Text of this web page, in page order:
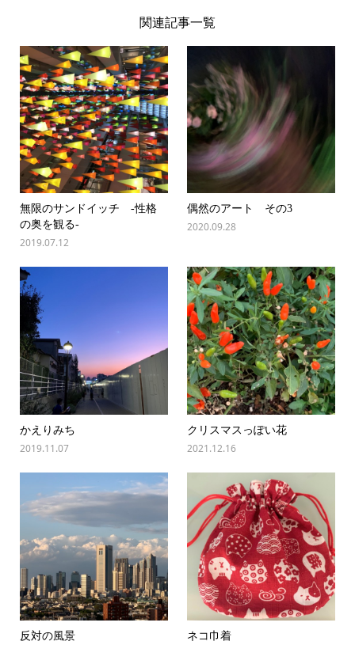
関連記事一覧
無限のサンドイッチ -性格
の奥を観る-
2019.07.12
偶然のアート その3
2020.09.28
かえりみち
2019.11.07
クリスマスっぽい花
2021.12.16
反対の風景 ネコ巾着